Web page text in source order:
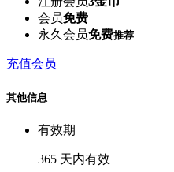
会员免费
永久会员免费推荐
充值会员
其他信息
有效期
365 天内有效